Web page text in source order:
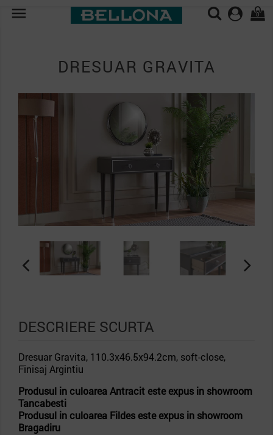
 0
DRESUAR GRAVITA
DESCRIERE SCURTA
Dresuar Gravita, 110.3x46.5x94.2cm, soft-close,
Finisaj Argintiu
Produsul in culoarea Antracit este expus in showroom
Tancabesti
Produsul in culoarea Fildes este expus in showroom
Bragadiru